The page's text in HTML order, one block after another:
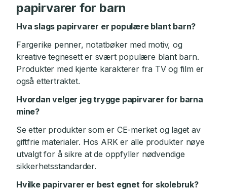
papirvarer for barn
Hva slags papirvarer er populære blant barn?
Fargerike penner, notatbøker med motiv, og
kreative tegnesett er svært populære blant barn.
Produkter med kjente karakterer fra TV og film er
også ettertraktet.
Hvordan velger jeg trygge papirvarer for barna
mine?
Se etter produkter som er CE-merket og laget av
giftfrie materialer. Hos ARK er alle produkter nøye
utvalgt for å sikre at de oppfyller nødvendige
sikkerhetsstandarder.
Hvilke papirvarer er best egnet for skolebruk?